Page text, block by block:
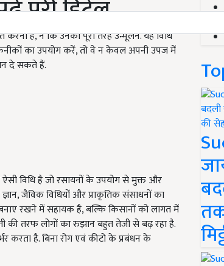
पूरी डिटेल
करना है, न कि उनका पूरी तरह उन्मूलन. यह विधि
का उपयोग करें, तो वे न केवल अपनी उपज में
दे सकते हैं.
विधि है जो रसायनों के उपयोग से मुक्त और
जैविक विधियों और प्राकृतिक संसाधनों का
रखने में सहायक है, बल्कि किसानों को लागत में
की तरफ लोगों का रुझान बहुत तेजी से बढ़ रहा है.
है. बिना रोग एवं कीटो के प्रबंधन के